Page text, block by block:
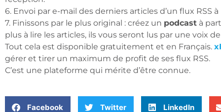
6. Envoi par e-mail des derniers articles d’un flux RSS
7. Finissons par le plus original : créez un podcast à
plus à lire les articles, ils vous seront lus par une voix
Tout cela est disponible gratuitement et en Français.
gérer et tirer un maximum de profit de ses flux RSS.
C’est une plateforme qui mérite d’être connue.
Facebook Twitter LinkedIn